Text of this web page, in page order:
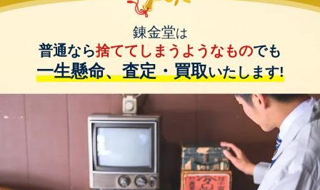
錬金堂は
普通なら捨ててしまうようなものでも
一生懸命、査定・買取いたします!